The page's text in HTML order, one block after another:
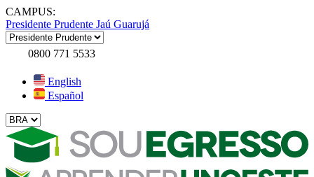
CAMPUS:
Presidente Prudente Jaú Guarujá
0800 771 5533
English
Español